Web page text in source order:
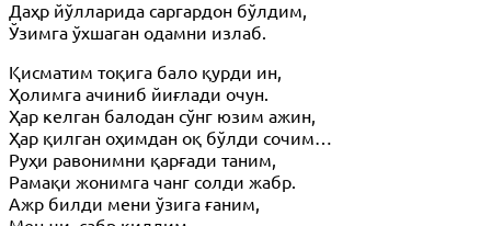
Даҳр йўлларида саргардон бўлдим,
Ўзимга ўхшаган одамни излаб.
Қисматим тоқига бало қурди ин,
Ҳолимга ачиниб йиғлади очун.
Ҳар келган балодан сўнг юзим ажин,
Ҳар қилган оҳимдан оқ бўлди сочим…
Руҳи равонимни қарғади таним,
Рамақи жонимга чанг солди жабр.
Ажр билди мени ўзига ғаним,